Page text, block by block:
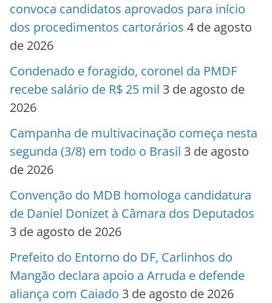
convoca candidatos aprovados para início
dos procedimentos cartorários 4 de agosto
de 2026
Condenado e foragido, coronel da PMDF
recebe salário de R$ 25 mil 3 de agosto de
2026
Campanha de multivacinação começa nesta
segunda (3/8) em todo o Brasil 3 de agosto
de 2026
Convenção do MDB homologa candidatura
de Daniel Donizet à Câmara dos Deputados
3 de agosto de 2026
Prefeito do Entorno do DF, Carlinhos do
Mangão declara apoio a Arruda e defende
aliança com Caiado 3 de agosto de 2026